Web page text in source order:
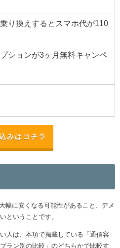
り換えするとスマホ代が110
ションが3ヶ月無料キャンペ
みはコチラ
幅に安くなる可能性があること、デメ
ということです。
人は、本項で掲載している「通信容
ラン別の比較」のどちらかで比較す